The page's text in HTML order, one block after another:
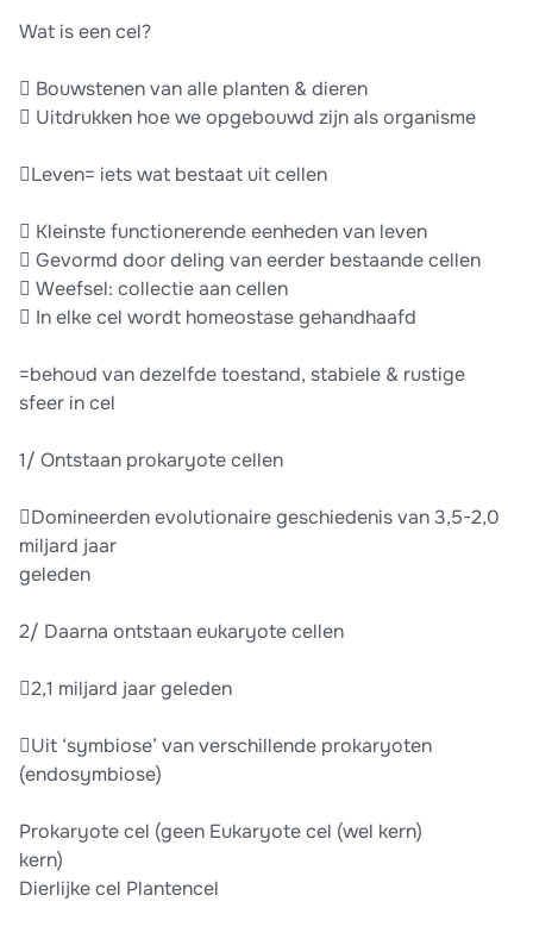
Wat is een cel?
 Bouwstenen van alle planten & dieren
 Uitdrukken hoe we opgebouwd zijn als organisme
Leven= iets wat bestaat uit cellen
 Kleinste functionerende eenheden van leven
 Gevormd door deling van eerder bestaande cellen
 Weefsel: collectie aan cellen
 In elke cel wordt homeostase gehandhaafd
=behoud van dezelfde toestand, stabiele & rustige
sfeer in cel
1/ Ontstaan prokaryote cellen
Domineerden evolutionaire geschiedenis van 3,5-2,0
miljard jaar
geleden
2/ Daarna ontstaan eukaryote cellen
2,1 miljard jaar geleden
Uit ‘symbiose’ van verschillende prokaryoten
(endosymbiose)
Prokaryote cel (geen Eukaryote cel (wel kern)
kern)
Dierlijke cel Plantencel